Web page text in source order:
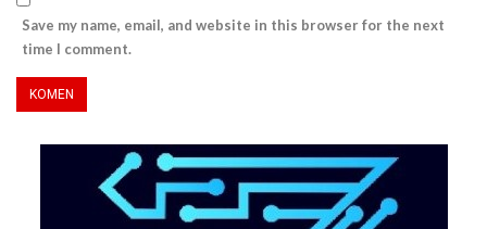
Save my name, email, and website in this browser for the next
time I comment.